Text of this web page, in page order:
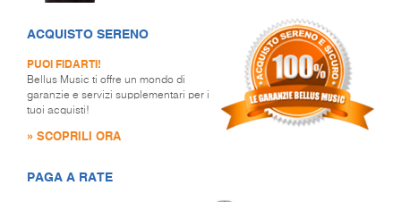
ACQUISTO SERENO
PUOI FIDARTI!
Bellus Music ti offre un mondo di
garanzie e servizi supplementari per i
tuoi acquisti!
» SCOPRILI ORA
PAGA A RATE